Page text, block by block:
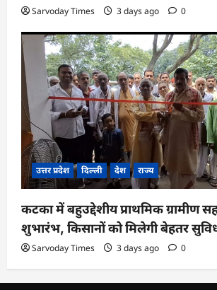
Sarvoday Times 3 days ago 0
उत्तर प्रदेश दिल्ली देश राज्य
कटका में बहुउद्देशीय प्राथमिक ग्रामीण
शुभारंभ, किसानों को मिलेगी बेहतर
Sarvoday Times 3 days ago 0